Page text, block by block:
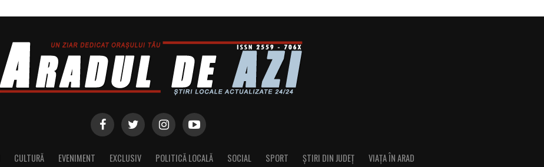
CULTURĂ EVENIMENT EXCLUSIV POLITICĂ LOCALĂ SOCIAL SPORT ȘTIRI DIN JUDEȚ VIAȚA ÎN ARAD